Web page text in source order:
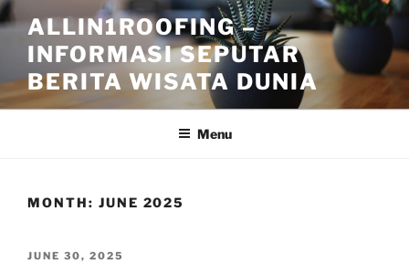
Skip
to
content
ALLIN1ROOFING –
INFORMASI SEPUTAR
BERITA WISATA DUNIA
Menu
MONTH: JUNE 2025
POSTED
JUNE 30, 2025